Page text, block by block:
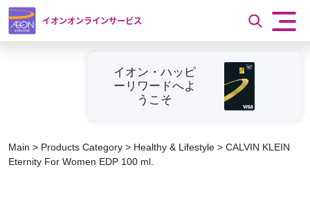
イオンオンラインサービス
イオン・ハッピ
ーリワードへよ
うこそ
Main > Products Category > Healthy & Lifestyle > CALVIN KLEIN
Eternity For Women EDP 100 ml.